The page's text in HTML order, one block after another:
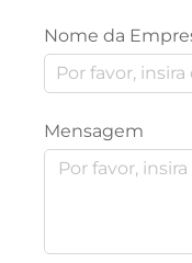
Nome da
Mensagem